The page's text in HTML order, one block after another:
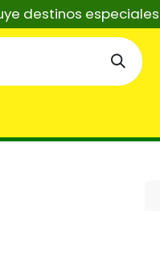
destinos especiales